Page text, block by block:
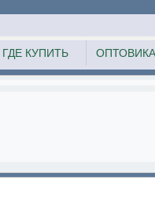
ГДЕ КУПИТЬ